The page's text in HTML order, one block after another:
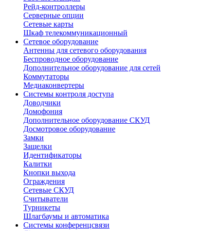
Рейд-контроллеры
Серверные опции
Сетевые карты
Шкаф телекоммуникационный
Сетевое оборудование
Антенны для сетевого оборудования
Беспроводное оборудование
Дополнительное оборудование для сетей
Коммутаторы
Медиаконвертеры
Системы контроля доступа
Доводчики
Домофония
Дополнительное оборудование СКУД
Досмотровое оборудование
Замки
Защелки
Идентификаторы
Калитки
Кнопки выхода
Ограждения
Сетевые СКУД
Считыватели
Турникеты
Шлагбаумы и автоматика
Системы конференцсвязи